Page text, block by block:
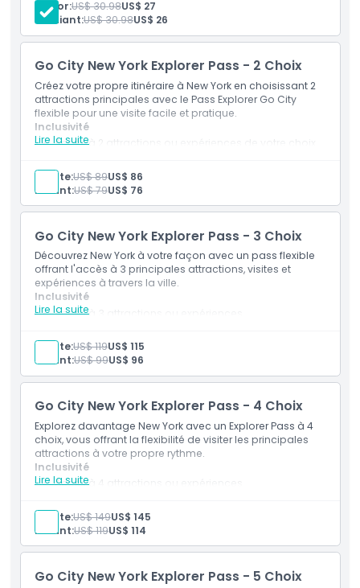
Politique enfant/adulte
Exclus
Heures d'ouverture
Emplacement
Comment s'y rendre
Comment échanger
Politique d'annulation
Visite en tramway du NYBG
Accès à plus de 50 jardins et collections
Accès à la Forêt de la Famille Thain, une forêt
Sénior:US$ 30.98US$ 27
Étudiant:US$ 30.98US$ 26
Go City New York Explorer Pass - 2 Choix
Créez votre propre itinéraire à New York en choisissant 2
attractions principales avec le Pass Explorer Go City
flexible pour une visite facile et pratique.
Lire la suite
Inclusivité
Accès à 2 attractions ou expériences de votre choix
New York
Guide numérique avec informations sur les
attractions
Réductions et offres spéciales dans des attractions
Valable 30 jours à partir de la première utilisation
Adulte:US$ 89US$ 86
Enfant:US$ 79US$ 76
Go City New York Explorer Pass - 3 Choix
Découvrez New York à votre façon avec un pass flexible
offrant l'accès à 3 principales attractions, visites et
expériences à travers la ville.
Lire la suite
Inclusivité
Accès à 3 attractions ou expériences
York
Guide numérique inclus
Réductions dans les lieux participants
Valable 30 jours après la première visite d'une
Adulte:US$ 119US$ 115
Enfant:US$ 99US$ 96
Go City New York Explorer Pass - 4 Choix
Explorez davantage New York avec un Explorer Pass à 4
choix, vous offrant la flexibilité de visiter les principales
attractions à votre propre rythme.
Lire la suite
Inclusivité
Accès à 4 attractions ou expériences
populaires
Guide touristique numérique inclus
Réductions et offres exclusives
Valable pendant 30 jours consécutifs à partir de la
Adulte:US$ 149US$ 145
Enfant:US$ 119US$ 114
Go City New York Explorer Pass - 5 Choix